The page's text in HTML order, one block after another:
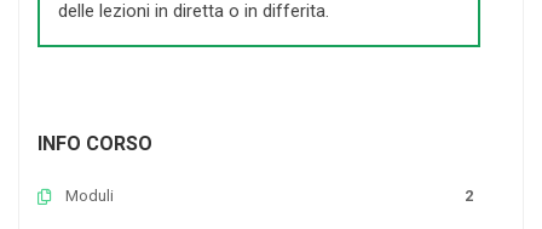
delle lezioni in diretta o in differita.
INFO CORSO
Moduli 2